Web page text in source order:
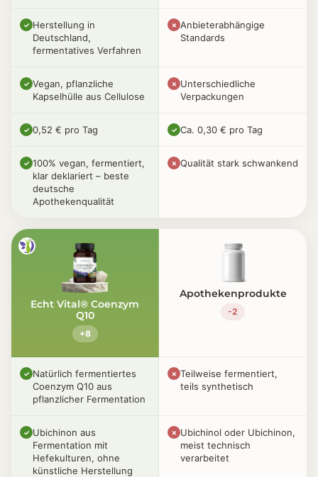
✓ Herstellung in
Deutschland,
fermentatives Verfahren
✗ Anbieterabhängige
Standards
✓ Vegan, pflanzliche
Kapselhülle aus Cellulose
✗ Unterschiedliche
Verpackungen
✓ 0,52 € pro Tag ✓ Ca. 0,30 € pro Tag
✓ 100% vegan, fermentiert,
klar deklariert – beste
deutsche
Apothekenqualität
✗ Qualität stark schwankend
Echt Vital® Coenzym
Q10
+8
Apothekenprodukte
-2
✓ Natürlich fermentiertes
Coenzym Q10 aus
pflanzlicher Fermentation
✗ Teilweise fermentiert,
teils synthetisch
✓ Ubichinon aus
Fermentation mit
Hefekulturen, ohne
künstliche Herstellung
✗ Ubichinol oder Ubichinon,
meist technisch
verarbeitet